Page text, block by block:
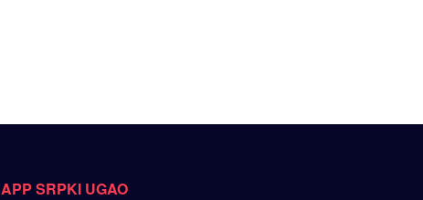
APP SRPKI UGAO